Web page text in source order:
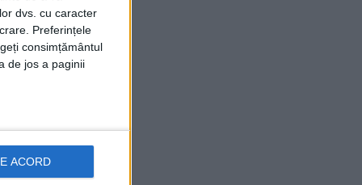
dvs. cu caracter
Preferințele
consimțământul
de jos a paginii
ACORD